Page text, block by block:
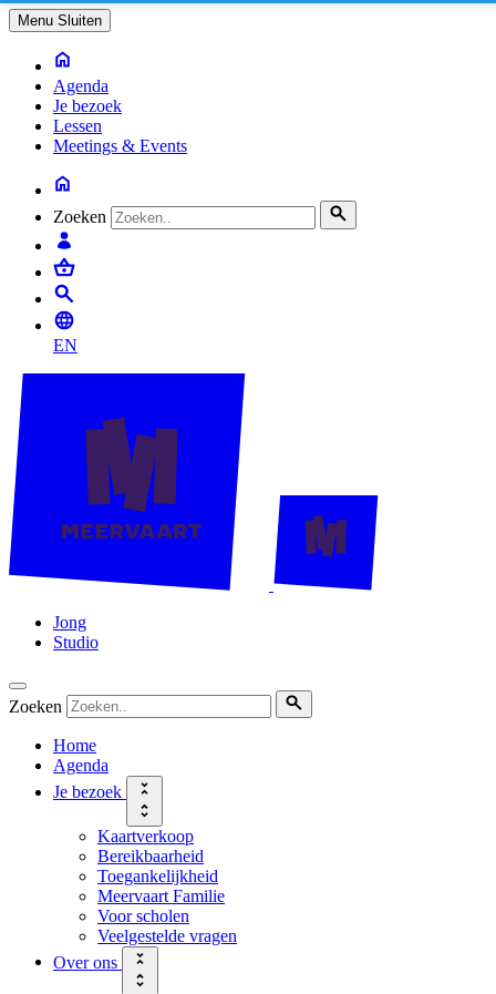
Menu Sluiten
Agenda
Je bezoek
Lessen
Meetings & Events
Zoeken
EN
Jong
Studio
Zoeken
Home
Agenda
Je bezoek
Kaartverkoop
Bereikbaarheid
Toegankelijkheid
Meervaart Familie
Voor scholen
Veelgestelde vragen
Over ons